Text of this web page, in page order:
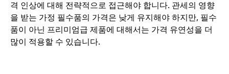
격 인상에 대해 전략적으로 접근해야 합니다. 관세의 영향
을 받는 가정 필수품의 가격은 낮게 유지해야 하지만, 필수
품이 아닌 프리미엄급 제품에 대해서는 가격 유연성을 더
많이 적용할 수 있습니다.